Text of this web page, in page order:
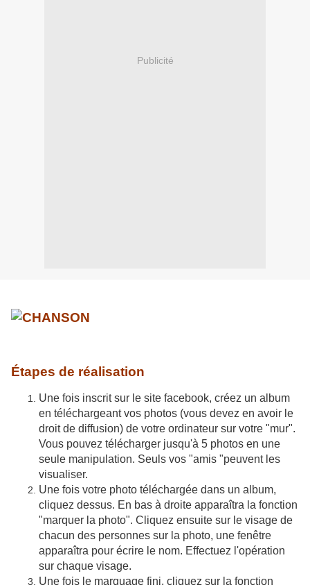
Publicité
Étapes de réalisation
Une fois inscrit sur le site facebook, créez un album
en téléchargeant vos photos (vous devez en avoir le
droit de diffusion) de votre ordinateur sur votre "mur".
Vous pouvez télécharger jusqu'à 5 photos en une
seule manipulation. Seuls vos "amis "peuvent les
visualiser.
Une fois votre photo téléchargée dans un album,
cliquez dessus. En bas à droite apparaîtra la fonction
"marquer la photo". Cliquez ensuite sur le visage de
chacun des personnes sur la photo, une fenêtre
apparaîtra pour écrire le nom. Effectuez l'opération
sur chaque visage.
Une fois le marquage fini, cliquez sur la fonction